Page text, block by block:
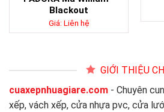
Blackout
Giá: Liên hệ
GIỚI THIỆU
cuaxepnhuagiare.com - Chuyên
xếp, vách xếp, cửa nhựa pvc, cửa